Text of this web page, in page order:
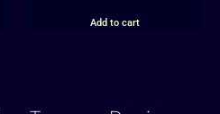
Add to cart